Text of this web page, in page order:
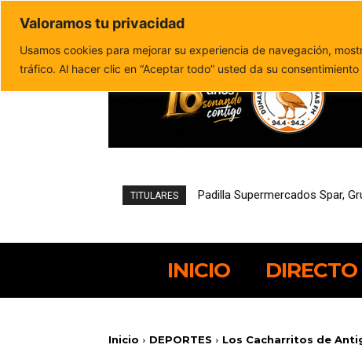
Valoramos tu privacidad
Usamos cookies para mejorar su experiencia de navegación,
tráfico. Al hacer clic en “Aceptar todo” usted da su
Política de privacidad
TITULARES Pájara reduce un 21,4% el
INICIO DIRECTO
Inicio DEPORTES Los Cacharritos de